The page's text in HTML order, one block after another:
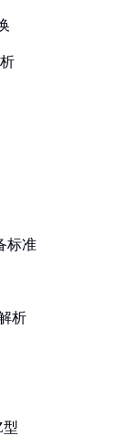
标准
析
型